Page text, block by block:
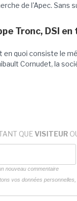
de l'Apec. Sans
Tronc, DSI
en quoi consiste le
Cornudet, la
QUE VISITEUR
nouveau commentaire
vos données personnelles,